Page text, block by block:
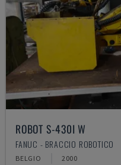
ROBOT S-430I W
FANUC - BRACCIO ROBOTICO
BELGIO 2000